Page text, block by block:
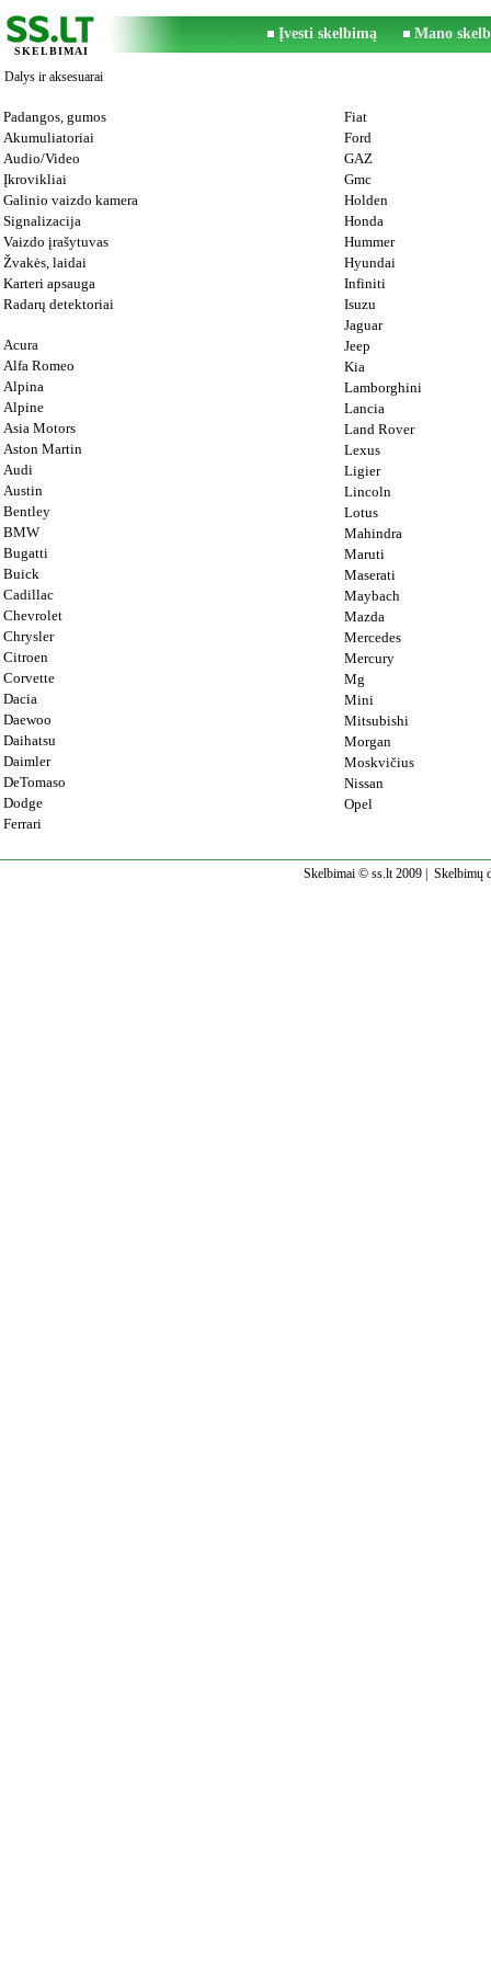
SKELBIMAI
Įvesti skelbimą Mano
Dalys ir aksesuarai
Padangos, gumos
Akumuliatoriai
Audio/Video
Įkrovikliai
Galinio vaizdo kamera
Signalizacija
Vaizdo įrašytuvas
Žvakės, laidai
Karteri apsauga
Radarų detektoriai
Acura
Alfa Romeo
Alpina
Alpine
Asia Motors
Aston Martin
Audi
Austin
Bentley
BMW
Bugatti
Buick
Cadillac
Chevrolet
Chrysler
Citroen
Corvette
Dacia
Daewoo
Daihatsu
Daimler
DeTomaso
Dodge
Ferrari
Fiat
Ford
GAZ
Gmc
Holden
Honda
Hummer
Hyundai
Infiniti
Isuzu
Jaguar
Jeep
Kia
Lamborghini
Lancia
Land Rover
Lexus
Ligier
Lincoln
Lotus
Mahindra
Maruti
Maserati
Maybach
Mazda
Mercedes
Mercury
Mg
Mini
Mitsubishi
Morgan
Moskvičius
Nissan
Opel
Skelbimai © ss.lt 2009 | Skelbimų